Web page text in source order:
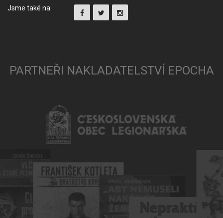
Jsme také na:
PARTNEŘI NAKLADATELSTVÍ EPOCHA